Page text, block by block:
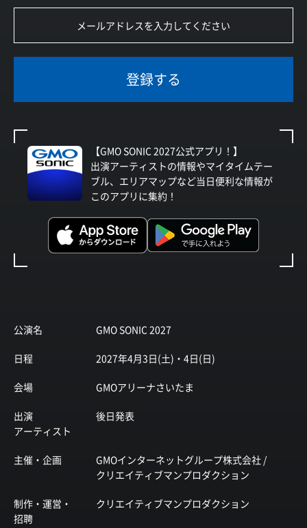
公演名 GMO SONIC 2027
日程 2027年4月3日(土)・4日(日)
会場 GMOアリーナさいたま
出演
アーティスト
後日発表
主催・企画
GMOインターネットグループ株式会社 /
クリエイティブマンプロダクション
制作・運営・
招聘
クリエイティブマンプロダクション
登録する
【GMO SONIC 2027公式アプリ！】
出演アーティストの情報やマイタイムテー
ブル、エリアマップなど当日便利な情報が
このアプリに集約！